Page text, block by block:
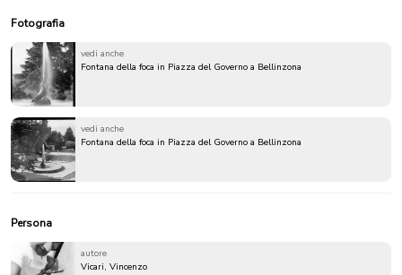
Fotografia
vedi anche
Fontana della foca in Piazza del Governo a Bellinzona
vedi anche
Fontana della foca in Piazza del Governo a Bellinzona
Persona
autore
Vicari, Vincenzo